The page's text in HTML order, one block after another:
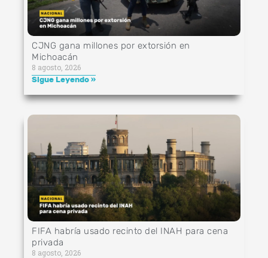
CJNG gana millones por extorsión en
Michoacán
8 agosto, 2026
Sigue Leyendo »
FIFA habría usado recinto del INAH para cena
privada
8 agosto, 2026